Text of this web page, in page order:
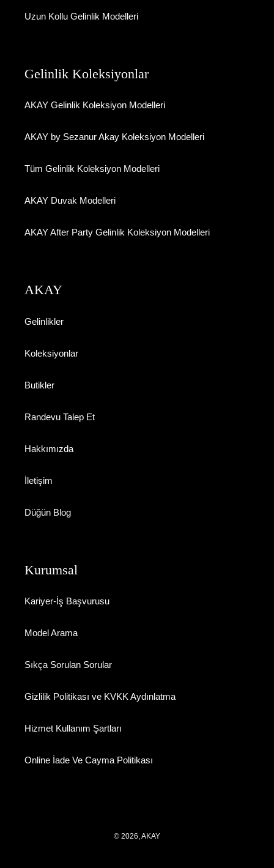
Uzun Kollu Gelinlik Modelleri
Gelinlik Koleksiyonlar
AKAY Gelinlik Koleksiyon Modelleri
AKAY by Sezanur Akay Koleksiyon Modelleri
Tüm Gelinlik Koleksiyon Modelleri
AKAY Duvak Modelleri
AKAY After Party Gelinlik Koleksiyon Modelleri
AKAY
Gelinlikler
Koleksiyonlar
Butikler
Randevu Talep Et
Hakkımızda
İletişim
Düğün Blog
Kurumsal
Kariyer-İş Başvurusu
Model Arama
Sıkça Sorulan Sorular
Gizlilik Politikası ve KVKK Aydınlatma
Hizmet Kullanım Şartları
Online İade Ve Cayma Politikası
© 2026,AKAY